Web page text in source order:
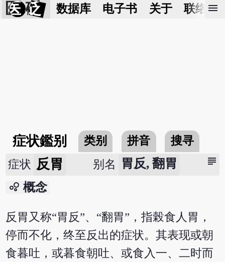
医 砭 数据库 电子书 关于 联络我
menu
症状鑑别 类别 拼音 搜寻
subject
症状 反胃 别名 胃反, 翻胃
bubble_chart 概念
反胃又称“胃反”、“翻胃”，指榖食人胃，
停而不化，终至反出的症状。其表现或朝
食暮吐，或暮食朝吐、或食入一、二时而